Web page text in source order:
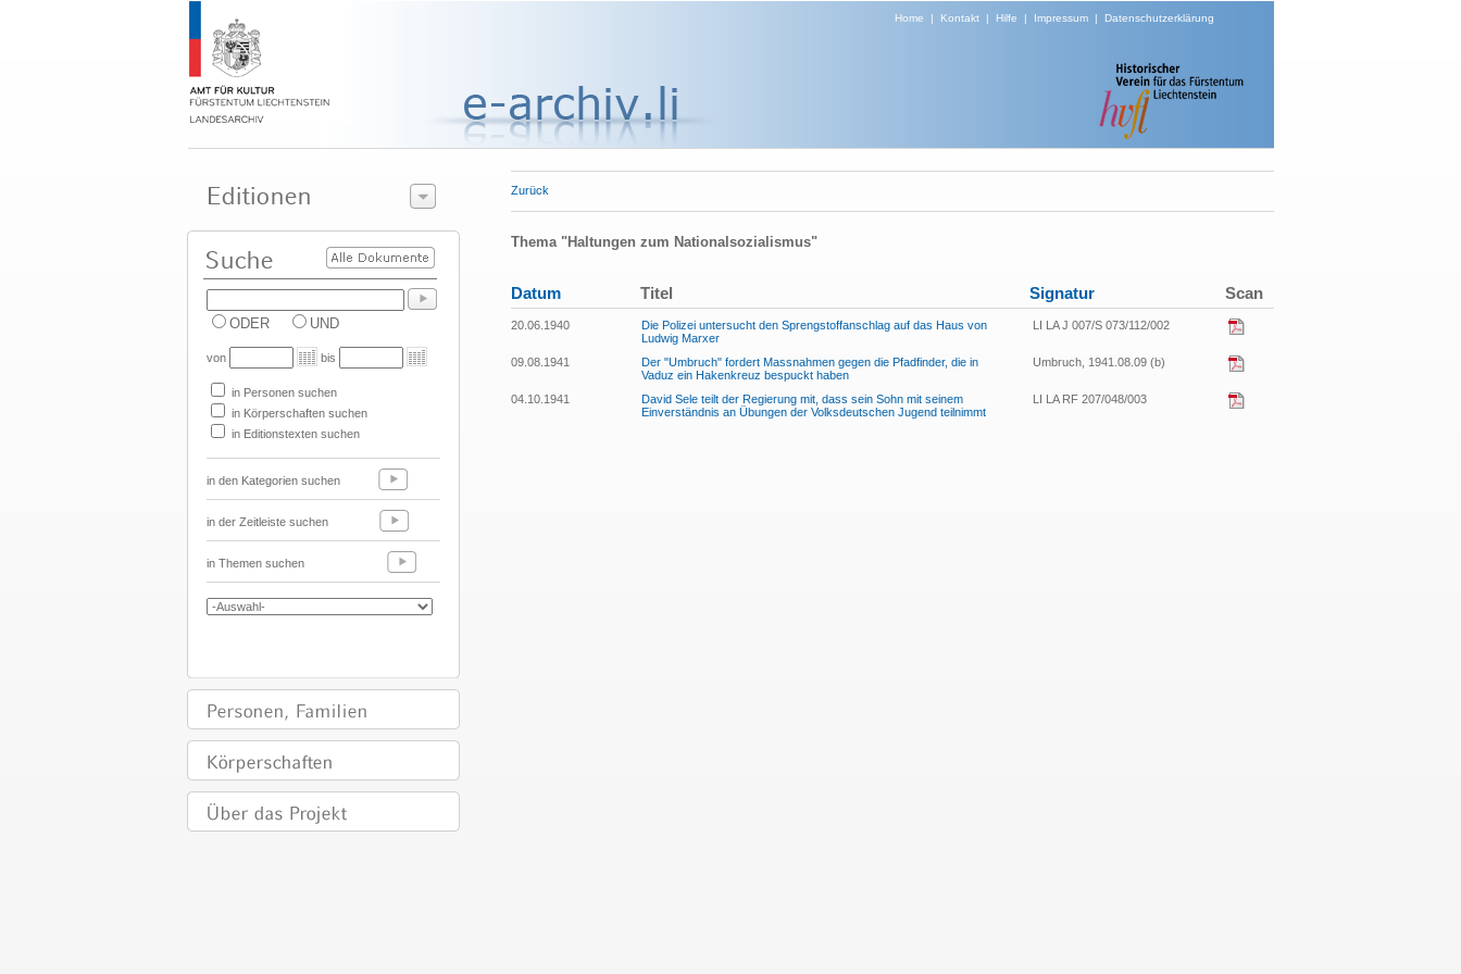
Home | Kontakt| Hilfe | Impressum| Datenschutzerklärung
ODER UND
von bis
in Personen suchen
in Körperschaften suchen
in Editionstexten suchen
in den Kategorien suchen
in der Zeitleiste suchen
in Themen suchen
Zurück
Thema "Haltungen zum Nationalsozialismus"
Datum Titel Signatur Scan
20.06.1940
Die Polizei untersucht den Sprengstoffanschlag auf das Haus von
Ludwig Marxer
LI LA J 007/S 073/112/002
09.08.1941
Der "Umbruch" fordert Massnahmen gegen die Pfadfinder, die in
Vaduz ein Hakenkreuz bespuckt haben
Umbruch, 1941.08.09 (b)
04.10.1941
David Sele teilt der Regierung mit, dass sein Sohn mit seinem
Einverständnis an Übungen der Volksdeutschen Jugend teilnimmt
LI LA RF 207/048/003